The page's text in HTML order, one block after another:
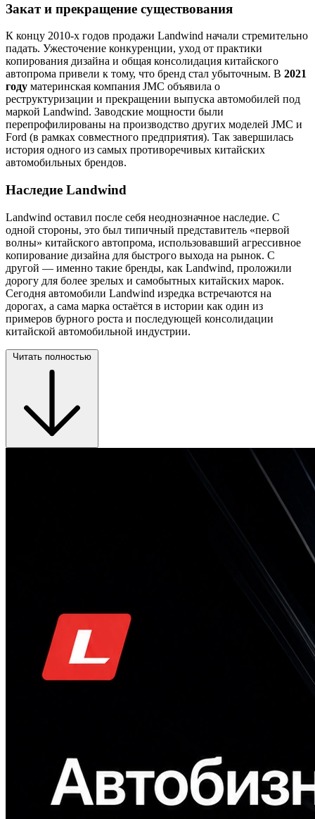
Закат и прекращение существования
К концу 2010-х годов продажи Landwind начали стремительно
падать. Ужесточение конкуренции, уход от практики
копирования дизайна и общая консолидация китайского
автопрома привели к тому, что бренд стал убыточным. В 2021
году материнская компания JMC объявила о
реструктуризации и прекращении выпуска автомобилей под
маркой Landwind. Заводские мощности были
перепрофилированы на производство других моделей JMC и
Ford (в рамках совместного предприятия). Так завершилась
история одного из самых противоречивых китайских
автомобильных брендов.
Наследие Landwind
Landwind оставил после себя неоднозначное наследие. С
одной стороны, это был типичный представитель «первой
волны» китайского автопрома, использовавший агрессивное
копирование дизайна для быстрого выхода на рынок. С
другой — именно такие бренды, как Landwind, проложили
дорогу для более зрелых и самобытных китайских марок.
Сегодня автомобили Landwind изредка встречаются на
дорогах, а сама марка остаётся в истории как один из
примеров бурного роста и последующей консолидации
китайской автомобильной индустрии.
Читать полностью